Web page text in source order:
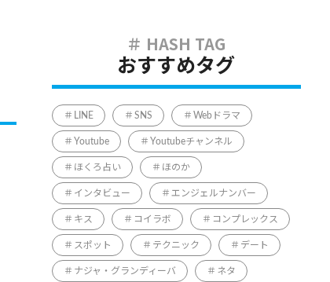
おすすめタグ
LINE SNS Webドラマ
Youtube Youtubeチャンネル
ほくろ占い ほのか
インタビュー エンジェルナンバー
キス コイラボ コンプレックス
スポット テクニック デート
ナジャ・グランディーバ ネタ